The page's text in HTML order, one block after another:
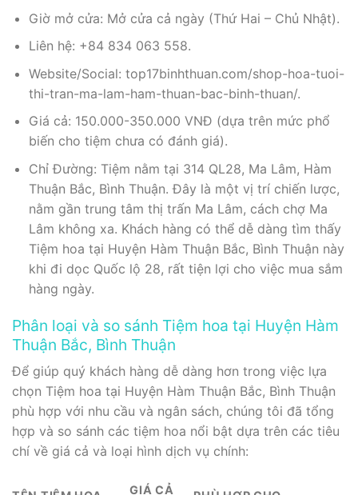
Giờ mở cửa: Mở cửa cả ngày (Thứ Hai – Chủ Nhật).
Liên hệ: +84 834 063 558.
Website/Social: top17binhthuan.com/shop-hoa-tuoi-
thi-tran-ma-lam-ham-thuan-bac-binh-thuan/.
Giá cả: 150.000-350.000 VNĐ (dựa trên mức phổ
biến cho tiệm chưa có đánh giá).
Chỉ Đường: Tiệm nằm tại 314 QL28, Ma Lâm, Hàm
Thuận Bắc, Bình Thuận. Đây là một vị trí chiến lược,
nằm gần trung tâm thị trấn Ma Lâm, cách chợ Ma
Lâm không xa. Khách hàng có thể dễ dàng tìm thấy
Tiệm hoa tại Huyện Hàm Thuận Bắc, Bình Thuận này
khi đi dọc Quốc lộ 28, rất tiện lợi cho việc mua sắm
hàng ngày.
Phân loại và so sánh Tiệm hoa tại Huyện Hàm
Thuận Bắc, Bình Thuận
Để giúp quý khách hàng dễ dàng hơn trong việc lựa
chọn Tiệm hoa tại Huyện Hàm Thuận Bắc, Bình Thuận
phù hợp với nhu cầu và ngân sách, chúng tôi đã tổng
hợp và so sánh các tiệm hoa nổi bật dựa trên các tiêu
chí về giá cả và loại hình dịch vụ chính:
GIÁ CẢ